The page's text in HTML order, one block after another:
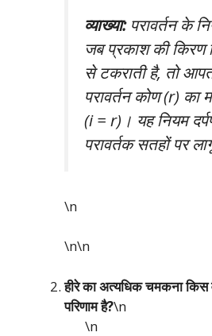
व्याख्या:परावर्तन के
जब प्रकाश की किरण
से टकराती है, तो
परावर्तन कोण (r) का
(i = r)। यह नियम
परावर्तक सतहों पर
\n
\n\n
हीरे का अत्यधिक चमकना किस
परिणाम है?\n
\n